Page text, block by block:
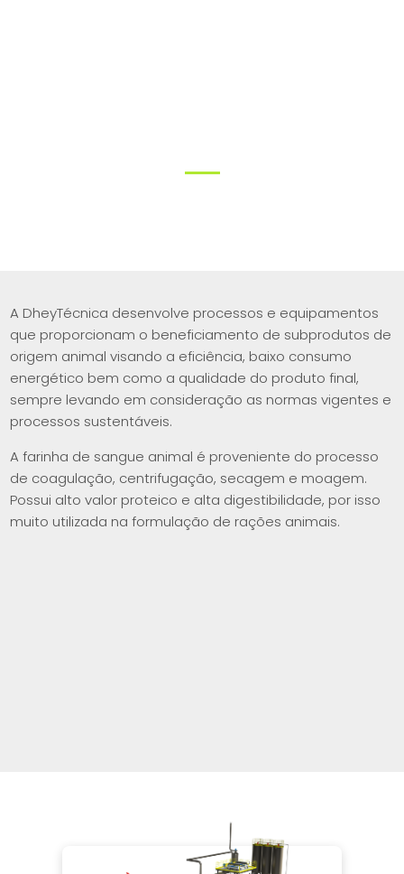
A DheyTécnica desenvolve processos e equipamentos
que proporcionam o beneficiamento de subprodutos de
origem animal visando a eficiência, baixo consumo
energético bem como a qualidade do produto final,
sempre levando em consideração as normas vigentes e
processos sustentáveis.
A farinha de sangue animal é proveniente do processo
de coagulação, centrifugação, secagem e moagem.
Possui alto valor proteico e alta digestibilidade, por isso
muito utilizada na formulação de rações animais.